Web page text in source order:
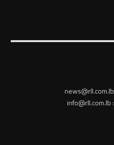
: info@rll.com.lb